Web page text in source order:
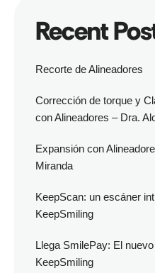
Recent
Recorte de Alineadores
Corrección de torque y
con Alineadores – Dra.
Expansión con
Miranda
KeepScan: un escáner
KeepSmiling
Llega SmilePay: El
KeepSmiling